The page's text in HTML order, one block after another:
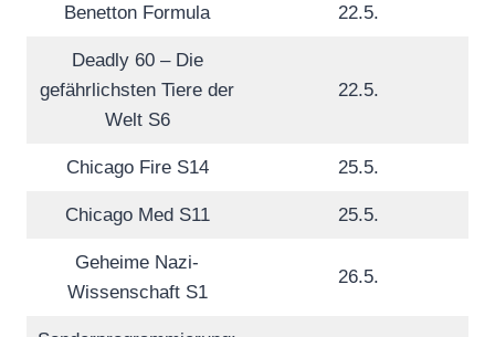
Benetton Formula 22.5.
Deadly 60 – Die
gefährlichsten Tiere der
Welt S6
22.5.
Chicago Fire S14 25.5.
Chicago Med S11 25.5.
Geheime Nazi-
Wissenschaft S1
26.5.